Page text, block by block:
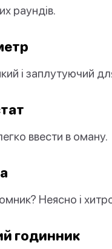
раундів.
і заплутуючий
ввести в оману.
Неясно і
годинник